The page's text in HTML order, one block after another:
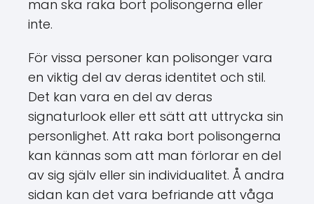
man ska raka bort polisongerna eller
inte.
För vissa personer kan polisonger vara
en viktig del av deras identitet och stil.
Det kan vara en del av deras
signaturlook eller ett sätt att uttrycka sin
personlighet. Att raka bort polisongerna
kan kännas som att man förlorar en del
av sig själv eller sin individualitet. Å andra
sidan kan det vara befriande att våga